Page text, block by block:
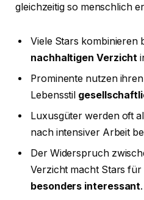
gleichzeitig so menschlich
Viele Stars kombinieren
nachhaltigen Verzicht
Prominente nutzen
Lebensstil
Luxusgüter werden oft
nach intensiver Arbeit
Der Widerspruch
Verzicht macht Stars für
besonders interessant.